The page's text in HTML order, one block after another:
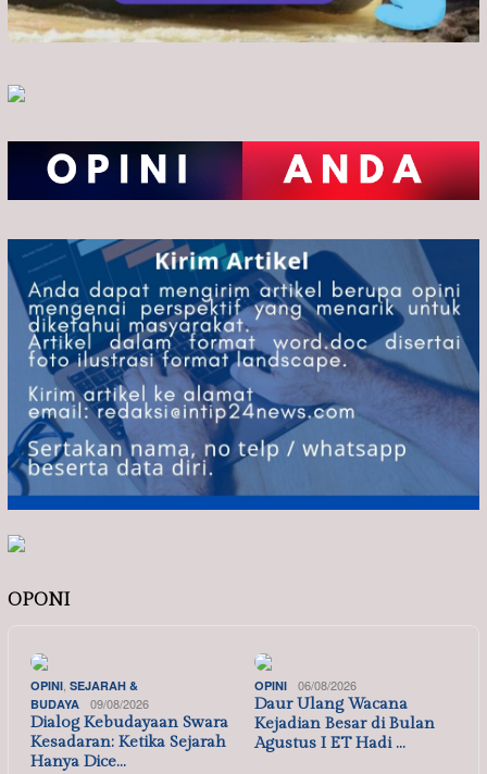
OPONI
OPINI SEJARAH &
BUDAYA
09/08/2026
Dialog Kebudayaan Swara
Kesadaran: Ketika Sejarah
Hanya Dice…
OPINI 06/08/2026
Daur Ulang Wacana
Kejadian Besar di Bulan
Agustus I ET Hadi …